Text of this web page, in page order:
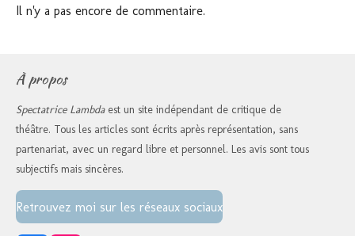
Il n'y a pas encore de commentaire.
À propos
Spectatrice Lambdaest un site indépendant de critique de
théâtre. Tous les articles sont écrits après représentation, sans
partenariat, avec un regard libre et personnel. Les avis sont tous
subjectifs mais sincères.
Retrouvez moi sur les réseaux sociaux